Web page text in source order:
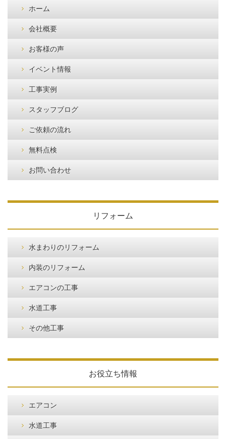
ホーム
会社概要
お客様の声
イベント情報
工事実例
スタッフブログ
ご依頼の流れ
無料点検
お問い合わせ
リフォーム
水まわりのリフォーム
内装のリフォーム
エアコンの工事
水道工事
その他工事
お役立ち情報
エアコン
水道工事